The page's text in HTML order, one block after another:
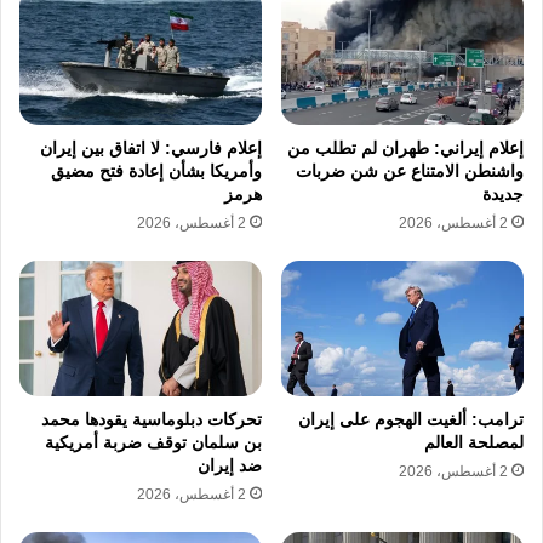
حساسًا إلى الموقف الباكستاني بين الدور المعلن
كوسيط، وما كشفه المسؤولون الأميركيون عن
تسهيلات ميدانية للطائرات الإيرانية.
رد باكستاني ونفي للترتيبات
العسكرية
من جانبها، أفادت الخارجية الباكستانية بأن
الطائرات الإيرانية الموجودة حاليًا في باكستان
وصلت خلال فترة وقف إطلاق النار، مؤكدة أنها لا
ترتبط بأي ترتيبات عسكرية أو خطط احترازية.
ونقلت تقارير لاحقة عن مسؤولين باكستانيين نفيهم
وجود ترتيبات عسكرية من هذا النوع، في محاولة
إعلام إيراني: طهران لم تطلب من
واشنطن الامتناع عن شن ضربات
جديدة
2 أغسطس، 2026
إعلام فارسي: لا اتفاق بين إيران
وأمريكا بشأن إعادة فتح مضيق
هرمز
2 أغسطس، 2026
ترامب: ألغيت الهجوم على إيران
لمصلحة العالم
2 أغسطس، 2026
تحركات دبلوماسية يقودها محمد
بن سلمان توقف ضربة أمريكية
ضد إيران
2 أغسطس، 2026